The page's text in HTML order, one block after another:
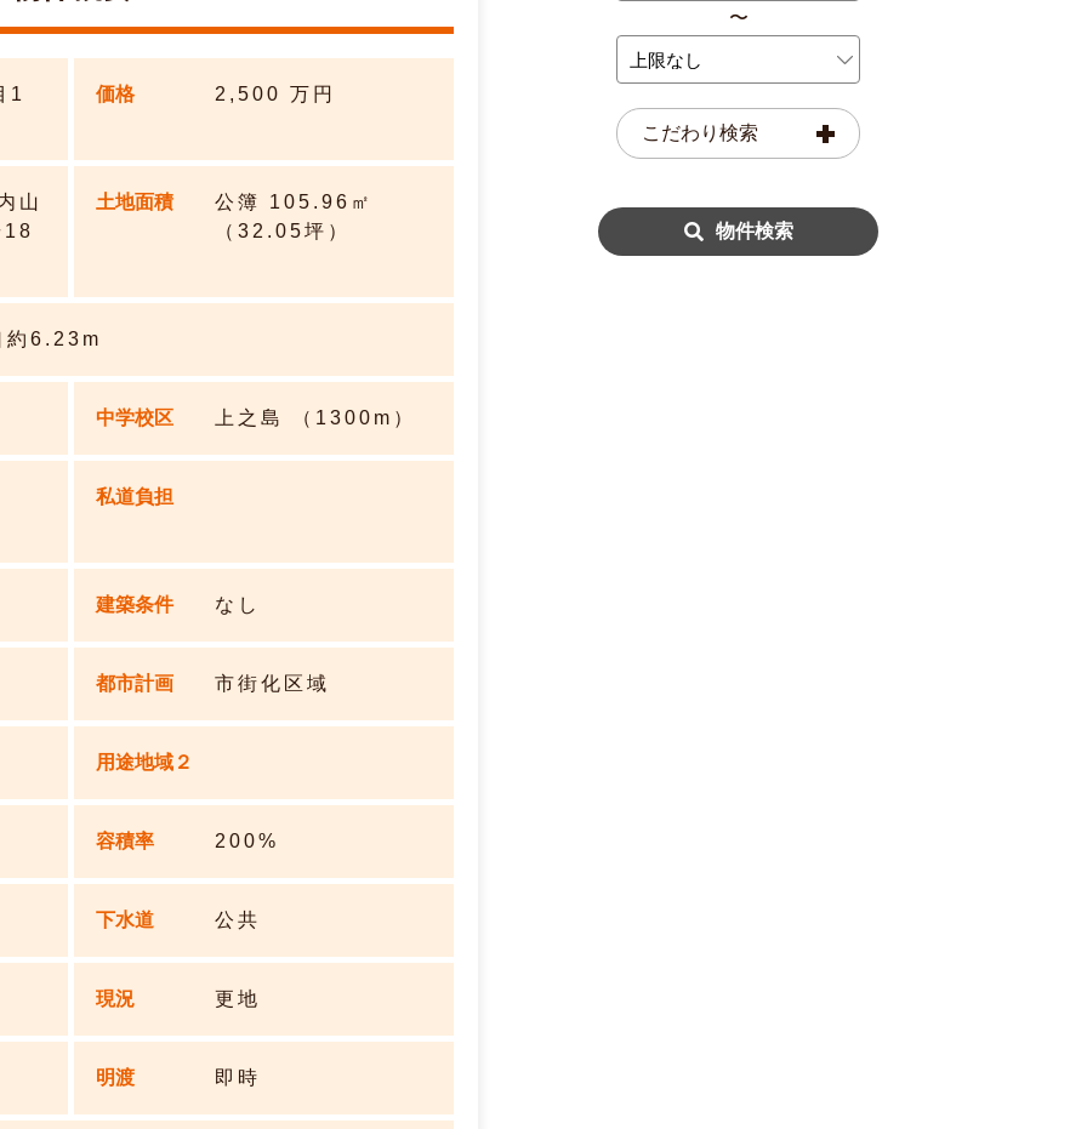
1 価格 2,500 万円
山
土地面積
公簿 105.96㎡
（32.05坪）
約6.23m
中学校区 上之島 （1300m）
私道負担
建築条件 なし
都市計画 市街化区域
用途地域２
容積率 200%
下水道 公共
現況 更地
明渡 即時
〜
こだわり検索
物件検索